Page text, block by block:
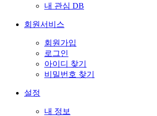
내 관심 DB
회원서비스
회원가입
로그인
아이디 찾기
비밀번호 찾기
설정
내 정보